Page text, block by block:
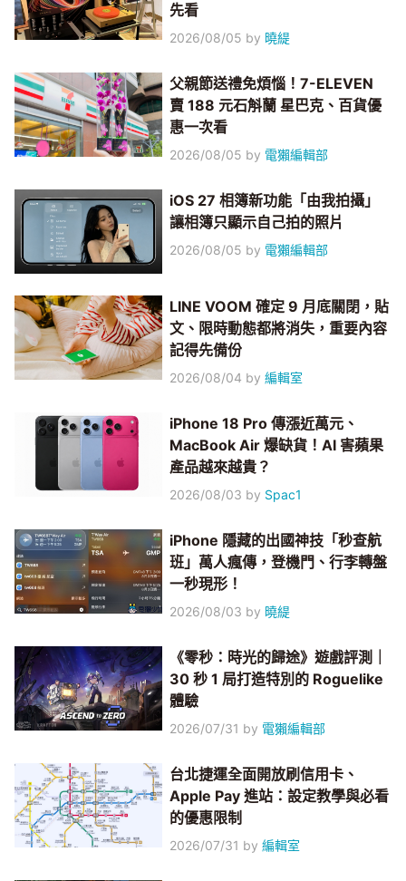
先看
2026/08/05 by 曉緹
父親節送禮免煩惱！7-ELEVEN
賣 188 元石斛蘭 星巴克、百貨優
惠一次看
2026/08/05 by 電獺編輯部
iOS 27 相簿新功能「由我拍攝」
讓相簿只顯示自己拍的照片
2026/08/05 by 電獺編輯部
LINE VOOM 確定 9 月底關閉，貼
文、限時動態都將消失，重要內容
記得先備份
2026/08/04 by編輯室
iPhone 18 Pro 傳漲近萬元、
MacBook Air 爆缺貨！AI 害蘋果
產品越來越貴？
2026/08/03 by Spac1
iPhone 隱藏的出國神技「秒查航
班」萬人瘋傳，登機門、行李轉盤
一秒現形！
2026/08/03 by 曉緹
《零秒：時光的歸途》遊戲評測｜
30 秒 1 局打造特別的 Roguelike
體驗
2026/07/31 by 電獺編輯部
台北捷運全面開放刷信用卡、
Apple Pay 進站：設定教學與必看
的優惠限制
2026/07/31 by編輯室